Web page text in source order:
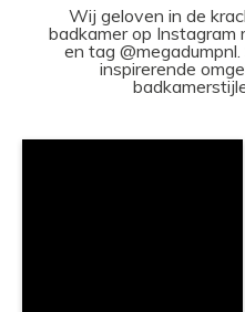
Wij geloven in de
badkamer op Instagram
en tag
inspirerende